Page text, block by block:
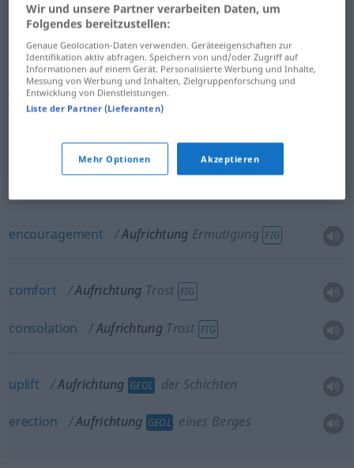
erection Aufrichtungvon Masten etc
Aufrichtung → siehe „Errichtung
Gesellschaftssystems etc FIG
encouragement Aufrichtung Ermutigung FIG
comfort Aufrichtung Trost FIG
consolation Aufrichtung Trost FIG
uplift Aufrichtung GEOL der Schichten
erection Aufrichtung GEOL eines Berges
Wir und unsere Partner verarbeiten Daten, um
Folgendes bereitzustellen:
Genaue Geolocation-Daten verwenden. Geräteeigenschaften zur
Identifikation aktiv abfragen. Speichern von und/oder Zugriff auf
Informationen auf einem Gerät. Personalisierte Werbung und Inhalte,
Messung von Werbung und Inhalten, Zielgruppenforschung und
Entwicklung von Dienstleistungen.
Liste der Partner (Lieferanten)
Mehr Optionen Akzeptieren